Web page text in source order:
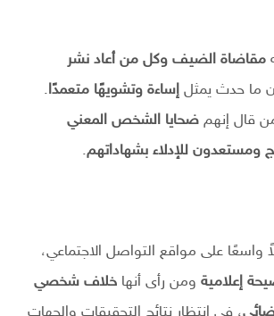
مقاضاة الضيف وكل من أعاد نشر
ما حدث يمثل إساءة وتشويهًا متعمدًا.
قال إنهم ضحايا الشخص المعني
ومستعدون للإدلاء بشهاداتهم.
واسعًا على مواقع التواصل الاجتماعي،
إعلامية ومن رأى أنها خلاف شخصي